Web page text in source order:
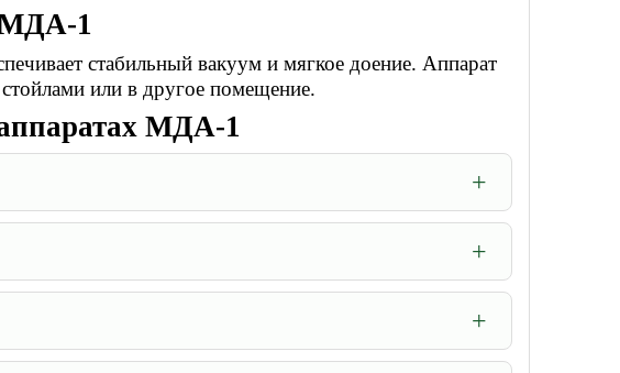
МДА-1
стабильный вакуум и мягкое доение. Аппарат
или в другое помещение.
МДА-1